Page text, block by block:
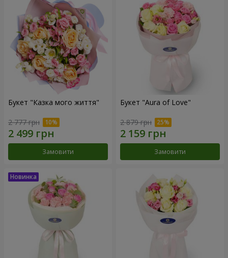
Букет "Казка мого життя"
2 777 грн
Замовити
Букет "Aura of Love"
2 879 грн
Замовити